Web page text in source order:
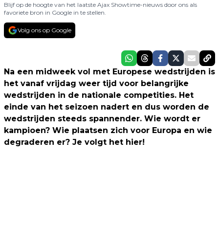
Blijf op de hoogte van het laatste Ajax Showtime-nieuws door ons als
favoriete bron in Google in te stellen.
Volg ons op Google
Na een midweek vol met Europese wedstrijden is
het vanaf vrijdag weer tijd voor belangrijke
wedstrijden in de nationale competities. Het
einde van het seizoen nadert en dus worden de
wedstrijden steeds spannender. Wie wordt er
kampioen? Wie plaatsen zich voor Europa en wie
degraderen er? Je volgt het hier!